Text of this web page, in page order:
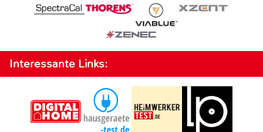
Interessante Links: